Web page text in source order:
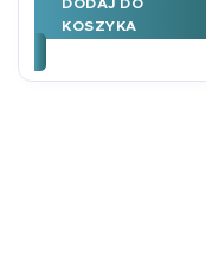
DODAJ DO
KOSZYKA